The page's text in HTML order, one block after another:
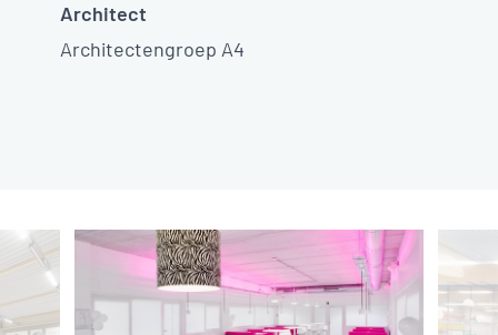
Architect
Architectengroep A4